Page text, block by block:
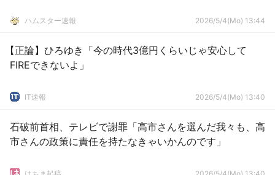
ハムスター速報 2026/5/4(Mo) 13:44
【正論】ひろゆき「今の時代3億円くらいじゃ安心して
FIREできないよ」
IT速報 2026/5/4(Mo) 13:40
石破前首相、テレビで謝罪「高市さんを選んだ我々も、高
市さんの政策に責任を持たなきゃいかんのです」